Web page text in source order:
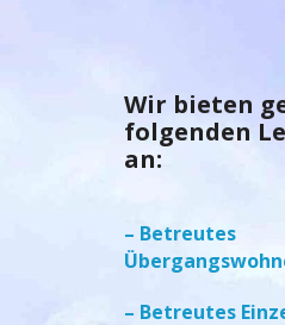
Wir bieten
folgenden
an:
– Betreutes
– Betreutes